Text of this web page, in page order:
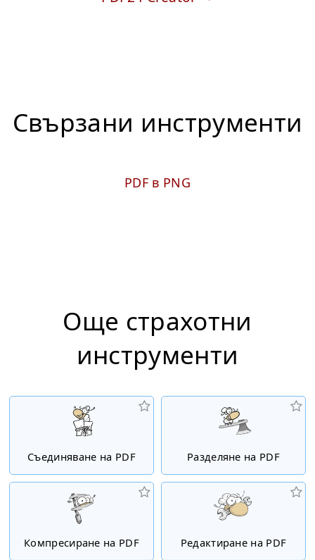
Свързани инструменти
PDF в PNG
Още страхотни
инструменти
Съединяване на PDF Разделяне на PDF
Компресиране на PDF Редактиране на PDF